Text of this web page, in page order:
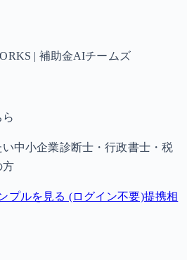
| 補助金AIチームズ
中小企業診断士・行政書士・税
方
プルを見る (ログイン不要)提携相